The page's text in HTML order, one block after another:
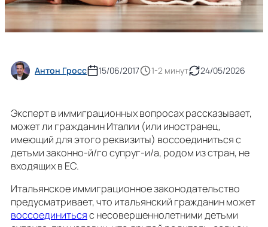
Антон Гросс 15/06/2017 1-2 минут 24/05/2026
Эксперт в иммиграционных вопросах рассказывает,
может ли гражданин Италии (или иностранец,
имеющий для этого реквизиты) воссоединиться с
детьми законно-й/го супруг-и/а, родом из стран, не
входящих в ЕС.
Итальянское иммиграционное законодательство
предусматривает, что итальянский гражданин может
воссоединитьсяс несовершеннолетними детьми